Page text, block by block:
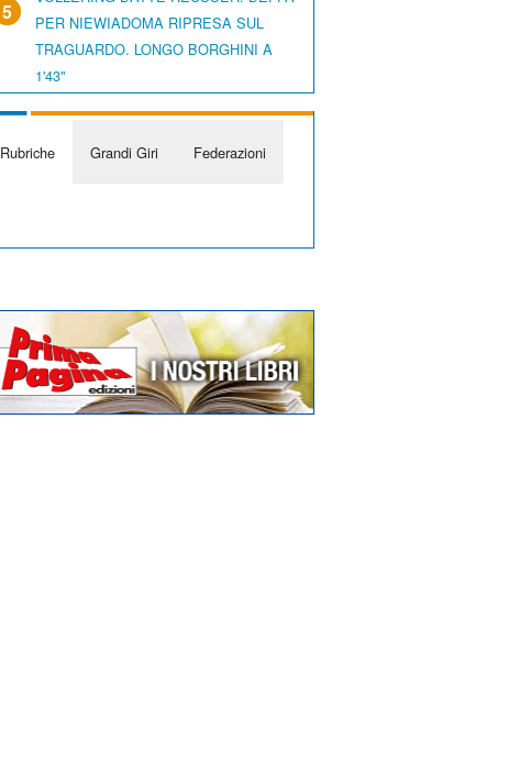
5
PER NIEWIADOMA RIPRESA SUL
TRAGUARDO. LONGO BORGHINI A
1'43"
Rubriche Grandi Giri Federazioni